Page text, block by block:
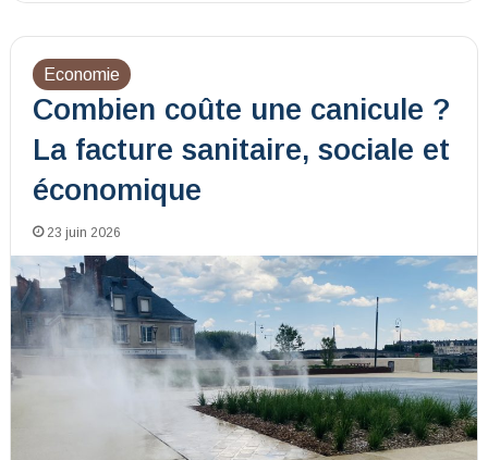
Economie
Combien coûte une canicule ?
La facture sanitaire, sociale et
économique
23 juin 2026